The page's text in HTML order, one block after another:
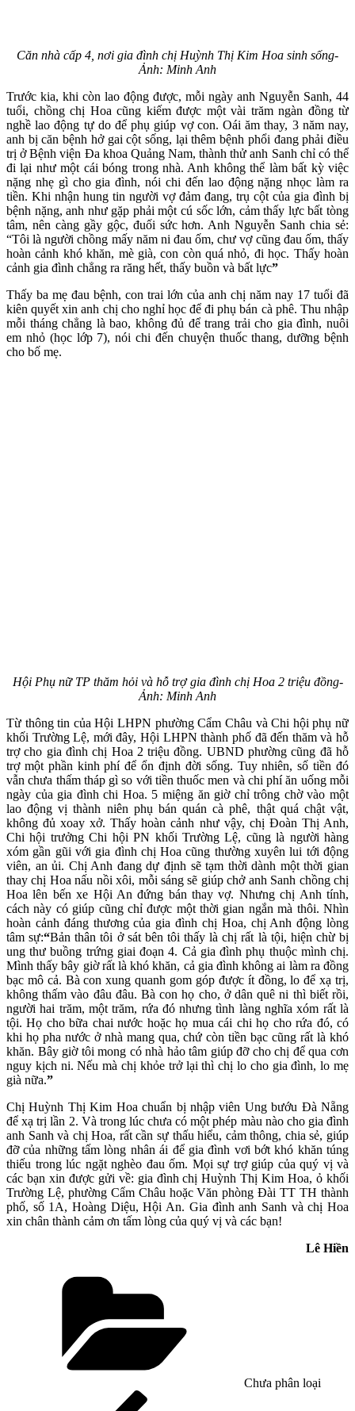
Căn nhà cấp 4, nơi gia đình chị Huỳnh Thị Kim Hoa sinh sống-
Ảnh: Minh Anh
Trước kia, khi còn lao động được, mỗi ngày anh Nguyễn Sanh, 44
tuổi, chồng chị Hoa cũng kiếm được một vài trăm ngàn đồng từ
nghề lao động tự do để phụ giúp vợ con. Oái ăm thay, 3 năm nay,
anh bị căn bệnh hở gai cột sống, lại thêm bệnh phổi đang phải điều
trị ở Bệnh viện Đa khoa Quảng Nam, thành thử anh Sanh chỉ có thể
đi lại như một cái bóng trong nhà. Anh không thể làm bất kỳ việc
nặng nhẹ gì cho gia đình, nói chi đến lao động nặng nhọc làm ra
tiền. Khi nhận hung tin người vợ đảm đang, trụ cột của gia đình bị
bệnh nặng, anh như gặp phải một cú sốc lớn, cảm thấy lực bất tòng
tâm, nên càng gầy gộc, đuối sức hơn. Anh Nguyễn Sanh chia sẻ:
“Tôi là người chồng mấy năm ni đau ốm, chư vợ cũng đau ốm, thấy
hoàn cảnh khó khăn, mè già, con còn quá nhỏ, đi học. Thấy hoàn
cảnh gia đình chẳng ra răng hết, thấy buồn và bất lực”
Thấy ba mẹ đau bệnh, con trai lớn của anh chị năm nay 17 tuổi đã
kiên quyết xin anh chị cho nghỉ học để đi phụ bán cà phê. Thu nhập
mỗi tháng chẳng là bao, không đủ để trang trải cho gia đình, nuôi
em nhỏ (học lớp 7), nói chi đến chuyện thuốc thang, dưỡng bệnh
cho bố mẹ.
Hội Phụ nữ TP thăm hỏi và hỗ trợ gia đình chị Hoa 2 triệu đồng-
Ảnh: Minh Anh
Từ thông tin của Hội LHPN phường Cẩm Châu và Chi hội phụ nữ
khối Trường Lệ, mới đây, Hội LHPN thành phố đã đến thăm và hỗ
trợ cho gia đình chị Hoa 2 triệu đồng. UBND phường cũng đã hỗ
trợ một phần kinh phí để ổn định đời sống. Tuy nhiên, số tiền đó
vẫn chưa thấm tháp gì so với tiền thuốc men và chi phí ăn uống mỗi
ngày của gia đình chi Hoa. 5 miệng ăn giờ chỉ trông chờ vào một
lao động vị thành niên phụ bán quán cà phê, thật quá chật vật,
không đủ xoay xở. Thấy hoàn cảnh như vậy, chị Đoàn Thị Anh,
Chi hội trưởng Chi hội PN khối Trường Lệ, cũng là người hàng
xóm gần gũi với gia đình chị Hoa cũng thường xuyên lui tới động
viên, an ủi. Chị Anh đang dự định sẽ tạm thời dành một thời gian
thay chị Hoa nấu nồi xôi, mỗi sáng sẽ giúp chở anh Sanh chồng chị
Hoa lên bến xe Hội An đứng bán thay vợ. Nhưng chị Anh tính,
cách này có giúp cũng chỉ được một thời gian ngắn mà thôi. Nhìn
hoàn cảnh đáng thương của gia đình chị Hoa, chị Anh động lòng
tâm sự:“Bản thân tôi ở sát bên tôi thấy là chị rất là tội, hiện chừ bị
ung thư buồng trứng giai đoạn 4. Cả gia đình phụ thuộc mình chị.
Mình thấy bây giờ rất là khó khăn, cả gia đình không ai làm ra đồng
bạc mô cả. Bà con xung quanh gom góp được ít đồng, lo để xạ trị,
không thấm vào đâu đâu. Bà con họ cho, ở dân quê ni thì biết rồi,
người hai trăm, một trăm, rứa đó nhưng tình làng nghĩa xóm rất là
tội. Họ cho bữa chai nước hoặc họ mua cái chi họ cho rứa đó, có
khi họ pha nước ở nhà mang qua, chứ còn tiền bạc cũng rất là khó
khăn. Bây giờ tôi mong có nhà hảo tâm giúp đỡ cho chị để qua cơn
nguy kịch ni. Nếu mà chị khỏe trở lại thì chị lo cho gia đình, lo mẹ
già nữa.”
Chị Huỳnh Thị Kim Hoa chuẩn bị nhập viên Ung bướu Đà Nẵng
để xạ trị lần 2. Và trong lúc chưa có một phép màu nào cho gia đình
anh Sanh và chị Hoa, rất cần sự thấu hiểu, cảm thông, chia sẻ, giúp
đỡ của những tấm lòng nhân ái để gia đình vơi bớt khó khăn túng
thiếu trong lúc ngặt nghèo đau ốm. Mọi sự trợ giúp của quý vị và
các bạn xin được gửi về: gia đình chị Huỳnh Thị Kim Hoa, ỏ khối
Trường Lệ, phường Cẩm Châu hoặc Văn phòng Đài TT TH thành
phố, số 1A, Hoàng Diệu, Hội An. Gia đình anh Sanh và chị Hoa
xin chân thành cảm ơn tấm lòng của quý vị và các bạn!
Lê Hiền
Chưa phân loại